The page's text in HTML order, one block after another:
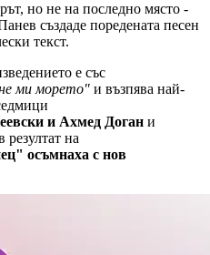
но не на последно място -
създаде поредената песен
текст.
е със
ми морето" и възпява най-
и Ахмед Доган и
резултат на
осъмнаха с нов